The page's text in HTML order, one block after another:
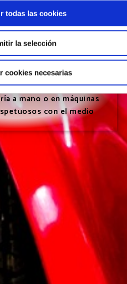
cookies necesarias
tu coche contra las
heladas,
temperatura… Limpiezas
a mano o en máquinas
con el medio